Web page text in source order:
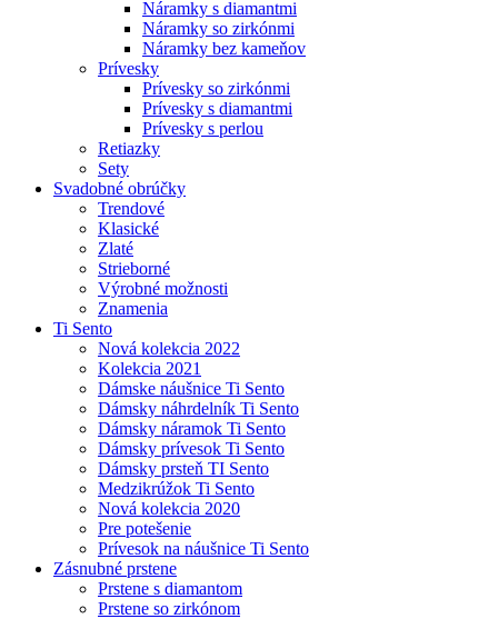
Náramky s diamantmi
Náramky so zirkónmi
Náramky bez kameňov
Prívesky
Prívesky so zirkónmi
Prívesky s diamantmi
Prívesky s perlou
Retiazky
Sety
Svadobné obrúčky
Trendové
Klasické
Zlaté
Strieborné
Výrobné možnosti
Znamenia
Ti Sento
Nová kolekcia 2022
Kolekcia 2021
Dámske náušnice Ti Sento
Dámsky náhrdelník Ti Sento
Dámsky náramok Ti Sento
Dámsky prívesok Ti Sento
Dámsky prsteň TI Sento
Medzikrúžok Ti Sento
Nová kolekcia 2020
Pre potešenie
Prívesok na náušnice Ti Sento
Zásnubné prstene
Prstene s diamantom
Prstene so zirkónom